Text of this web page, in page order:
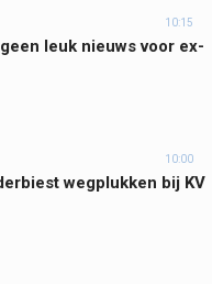
10:15
leuk nieuws voor ex-
10:00
wegplukken bij KV